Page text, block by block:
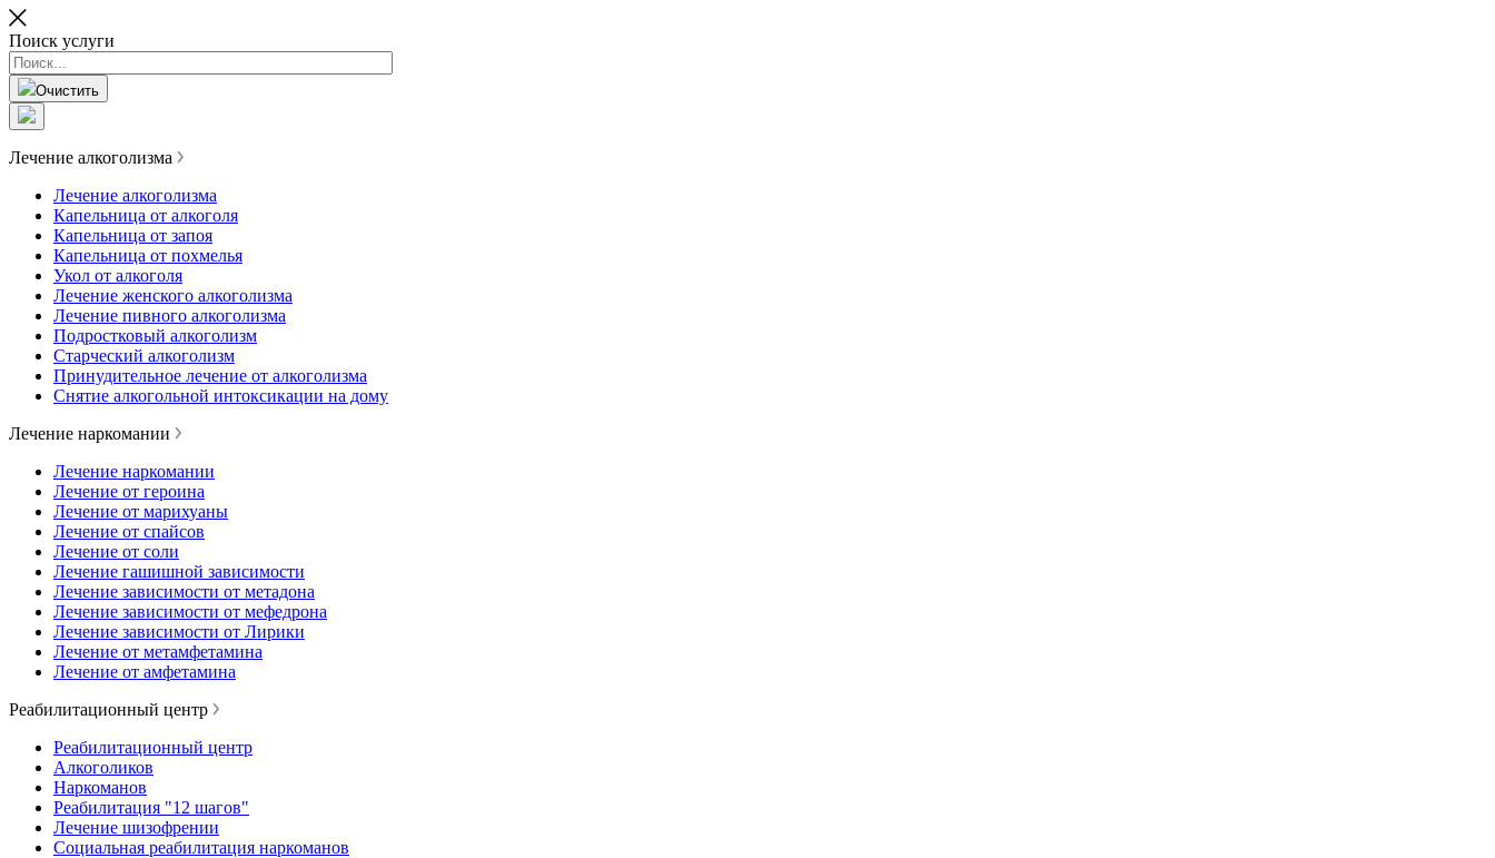
Поиск услуги
Очистить
Лечение алкоголизма
Лечение алкоголизма
Капельница от алкоголя
Капельница от запоя
Капельница от похмелья
Укол от алкоголя
Лечение женского алкоголизма
Лечение пивного алкоголизма
Подростковый алкоголизм
Старческий алкоголизм
Принудительное лечение от алкоголизма
Снятие алкогольной интоксикации на дому
Лечение наркомании
Лечение наркомании
Лечение от героина
Лечение от марихуаны
Лечение от спайсов
Лечение от соли
Лечение гашишной зависимости
Лечение зависимости от метадона
Лечение зависимости от мефедрона
Лечение зависимости от Лирики
Лечение от метамфетамина
Лечение от амфетамина
Реабилитационный центр
Реабилитационный центр
Алкоголиков
Наркоманов
Реабилитация "12 шагов"
Лечение шизофрении
Социальная реабилитация наркоманов